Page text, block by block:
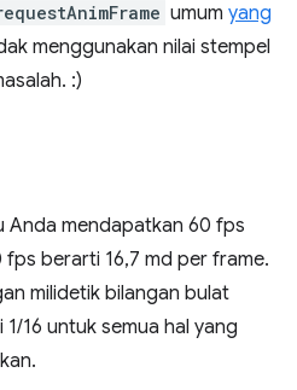
umum yang
menggunakan nilai stempel
:)
Anda mendapatkan 60 fps
berarti 16,7 md per frame.
milidetik bilangan bulat
16 untuk semua hal yang